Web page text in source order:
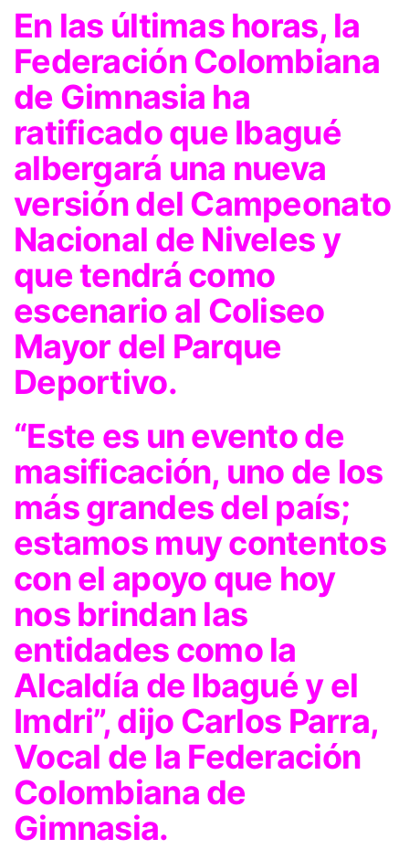
En las últimas horas, la
Federación Colombiana
de Gimnasia ha
ratificado que Ibagué
albergará una nueva
versión del Campeonato
Nacional de Niveles y
que tendrá como
escenario al Coliseo
Mayor del Parque
Deportivo.
“Este es un evento de
masificación, uno de los
más grandes del país;
estamos muy contentos
con el apoyo que hoy
nos brindan las
entidades como la
Alcaldía de Ibagué y el
Imdri”, dijo Carlos Parra,
Vocal de la Federación
Colombiana de
Gimnasia.